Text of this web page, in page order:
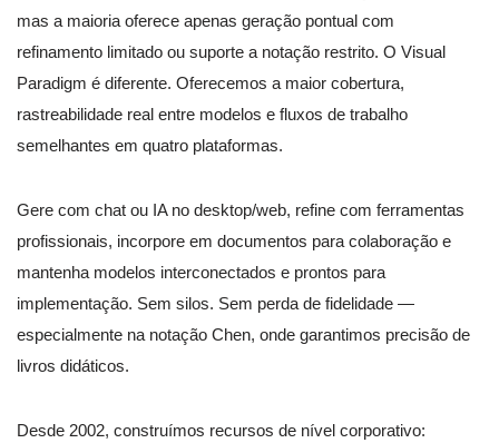
mas a maioria oferece apenas geração pontual com
refinamento limitado ou suporte a notação restrito. O Visual
Paradigm é diferente. Oferecemos a maior cobertura,
rastreabilidade real entre modelos e fluxos de trabalho
semelhantes em quatro plataformas.
Gere com chat ou IA no desktop/web, refine com ferramentas
profissionais, incorpore em documentos para colaboração e
mantenha modelos interconectados e prontos para
implementação. Sem silos. Sem perda de fidelidade —
especialmente na notação Chen, onde garantimos precisão de
livros didáticos.
Desde 2002, construímos recursos de nível corporativo: